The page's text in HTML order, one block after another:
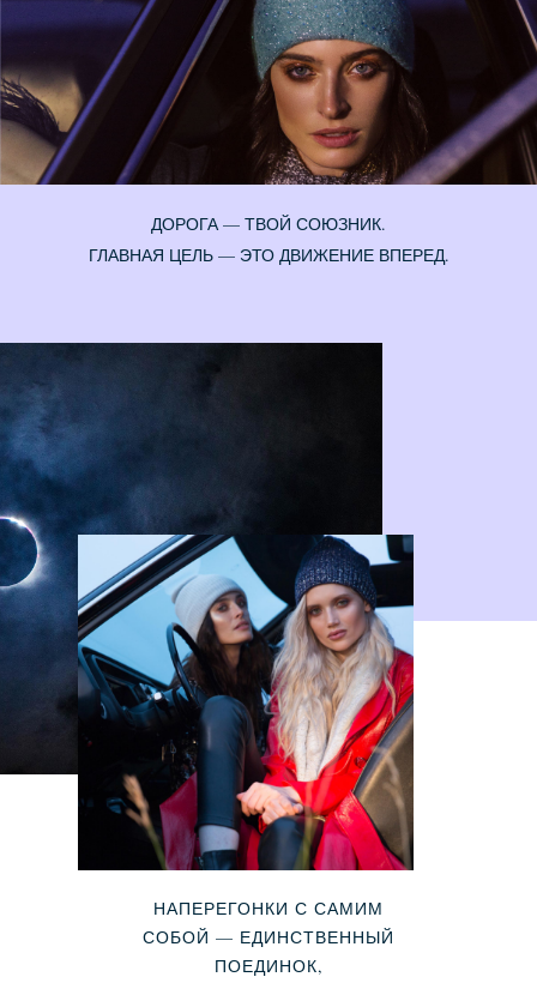
ДОРОГА — ТВОЙ СОЮЗНИК.
ГЛАВНАЯ ЦЕЛЬ — ЭТО ДВИЖЕНИЕ ВПЕРЕД.
НАПЕРЕГОНКИ С САМИМ
СОБОЙ — ЕДИНСТВЕННЫЙ
ПОЕДИНОК,